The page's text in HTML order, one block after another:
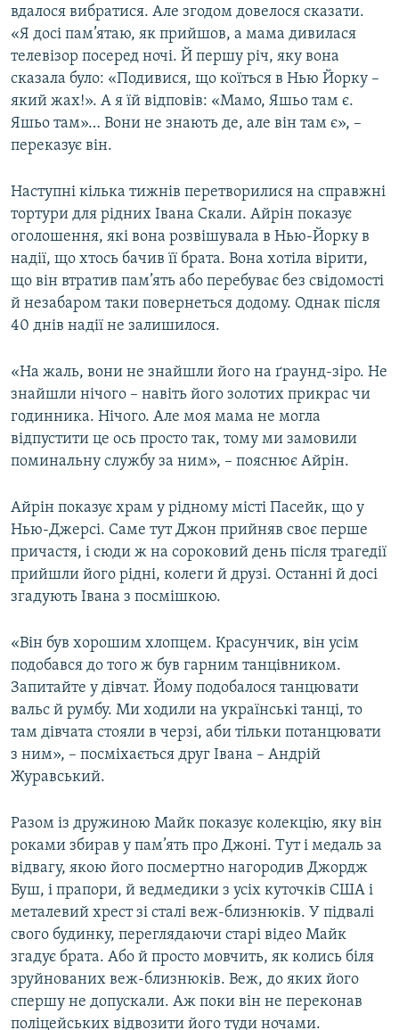
вдалося вибратися. Але згодом довелося сказати.
«Я досі пам’ятаю, як прийшов, а мама дивилася
телевізор посеред ночі. Й першу річ, яку вона
сказала було: «Подивися, що коїться в Нью Йорку –
який жах!». А я їй відповів: «Мамо, Яшьо там є.
Яшьо там»… Вони не знають де, але він там є», –
переказує він.
Наступні кілька тижнів перетворилися на справжні
тортури для рідних Івана Скали. Айрін показує
оголошення, які вона розвішувала в Нью-Йорку в
надії, що хтось бачив її брата. Вона хотіла вірити,
що він втратив пам’ять або перебуває без свідомості
й незабаром таки повернеться додому. Однак після
40 днів надії не залишилося.
«На жаль, вони не знайшли його на ґраунд-зіро. Не
знайшли нічого – навіть його золотих прикрас чи
годинника. Нічого. Але моя мама не могла
відпустити це ось просто так, тому ми замовили
поминальну службу за ним», – пояснює Айрін.
Айрін показує храм у рідному місті Пасейк, що у
Нью-Джерсі. Саме тут Джон прийняв своє перше
причастя, і сюди ж на сороковий день після трагедії
прийшли його рідні, колеги й друзі. Останні й досі
згадують Івана з посмішкою.
«Він був хорошим хлопцем. Красунчик, він усім
подобався до того ж був гарним танцівником.
Запитайте у дівчат. Йому подобалося танцювати
вальс й румбу. Ми ходили на українські танці, то
там дівчата стояли в черзі, аби тільки потанцювати
з ним», – посміхається друг Івана – Андрій
Журавський.
Разом із дружиною Майк показує колекцію, яку він
роками збирав у пам’ять про Джоні. Тут і медаль за
відвагу, якою його посмертно нагородив Джордж
Буш, і прапори, й ведмедики з усіх куточків США і
металевий хрест зі сталі веж-близнюків. У підвалі
свого будинку, переглядаючи старі відео Майк
згадує брата. Або й просто мовчить, як колись біля
зруйнованих веж-близнюків. Веж, до яких його
спершу не допускали. Аж поки він не переконав
поліцейських відвозити його туди ночами.